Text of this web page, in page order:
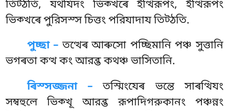
তিট্ঠতি, যথযিদং ভিক্খৰে ইত্থিরূপং, ইত্থিরূপং
ভিক্খৰে পুরিসস্স চিত্তং পরিযাদায তিট্ঠতি.
পুচ্ছা – তত্থেৰআৰুসো পচ্ছিমানি পঞ্চ সুত্তানি
ভগৰতা কত্থ কং আরব্ভ কথঞ্চ ভাসিতানি.
ৰিস্সজ্জনা – তস্মিংযেৰ ভন্তে সাৰত্থিযং
সম্বহুলে ভিক্খূ আরব্ভ রূপাদিগরুকানং পঞ্চন্নং